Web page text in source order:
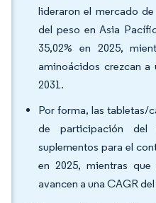
lideraron el mercado
del peso en Asia
35,02% en 2025,
aminoácidos crezcan a
2031.
Por forma, las tabletas/
de participación del
suplementos para el
en 2025, mientras
avancen a una CAGR